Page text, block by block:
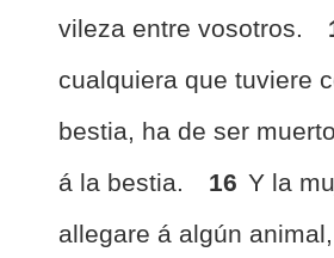
vileza entre vosotros.
cualquiera que tuviere
bestia, ha de ser
á la bestia.
16 Y la
allegare á algún